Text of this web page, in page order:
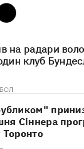
на радари
клуб
Сіннера